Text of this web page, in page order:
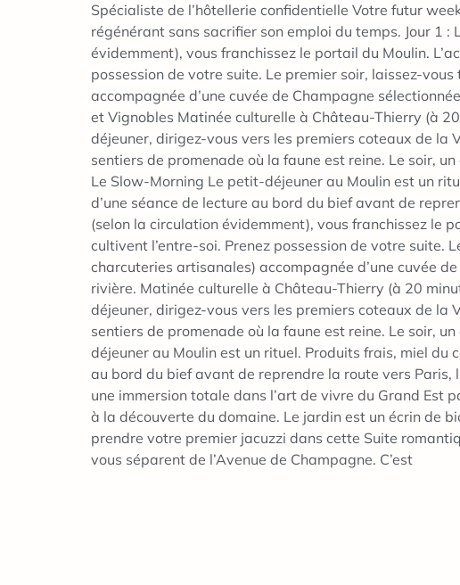
Spécialiste de l’hôtellerie confidentielle Votre futur
régénérant sans sacrifier son emploi du temps. Jour 1
évidemment), vous franchissez le portail du Moulin.
possession de votre suite. Le premier soir, laissez-
accompagnée d’une cuvée de Champagne
et Vignobles Matinée culturelle à Château-Thierry (à
déjeuner, dirigez-vous vers les premiers coteaux de la
sentiers de promenade où la faune est reine. Le soir,
Le Slow-Morning Le petit-déjeuner au Moulin est un
d’une séance de lecture au bord du bief avant de
(selon la circulation évidemment), vous franchissez le
cultivent l’entre-soi. Prenez possession de votre
charcuteries artisanales) accompagnée d’une cuvée
rivière. Matinée culturelle à Château-Thierry (à 20
déjeuner, dirigez-vous vers les premiers coteaux de la
sentiers de promenade où la faune est reine. Le soir,
déjeuner au Moulin est un rituel. Produits frais, miel du
au bord du bief avant de reprendre la route vers Paris,
une immersion totale dans l’art de vivre du Grand Est
à la découverte du domaine. Le jardin est un écrin de
prendre votre premier jacuzzi dans cette Suite
vous séparent de l’Avenue de Champagne. C’est